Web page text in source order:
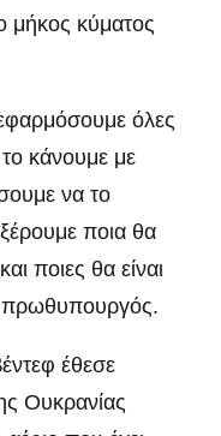
μήκος κύματος
όλες
κάνουμε με
να το
ποια θα
ποιες θα είναι
πρωθυπουργός.
έθεσε
Ουκρανίας